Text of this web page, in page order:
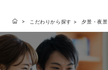
こだわりから探す 夕景・夜景